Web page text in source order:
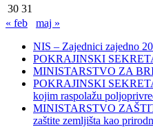
30 31
« feb
maj »
NIS – Zajednici zajedno
POKRAJINSKI
MINISTARSTVO ZA
POKRAJINSKI
kojim raspolažu
MINISTARSTVO
zaštite zemljišta kao